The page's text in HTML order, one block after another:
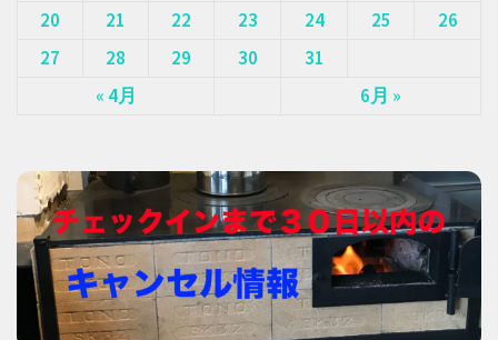
« 4月 6月 »
20
21 22 23 24 25
26
27
28 29 30 31